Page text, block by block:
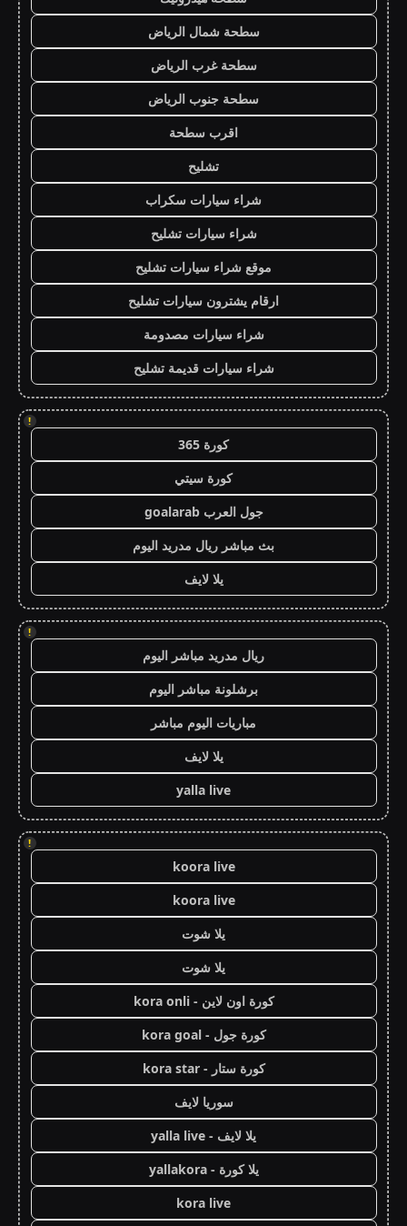
سطحة شمال الرياض
سطحة غرب الرياض
سطحة جنوب الرياض
اقرب سطحة
تشليح
شراء سيارات سكراب
شراء سيارات تشليح
موقع شراء سيارات تشليح
ارقام يشترون سيارات تشليح
شراء سيارات مصدومة
شراء سيارات قديمة تشليح
!
كورة 365
كورة سيتي
جول العرب goalarab
بث مباشر ريال مدريد اليوم
يلا لايف
!
ريال مدريد مباشر اليوم
برشلونة مباشر اليوم
مباريات اليوم مباشر
يلا لايف
yalla live
!
koora live
koora live
يلا شوت
يلا شوت
كورة اون لاين - kora onli
كورة جول - kora goal
كورة ستار - kora star
سوريا لايف
يلا لايف - yalla live
يلا كورة - yallakora
kora live